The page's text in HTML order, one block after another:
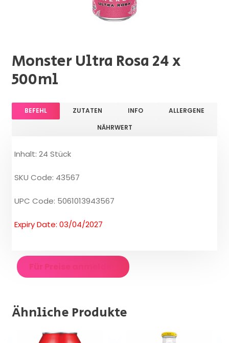
Monster Ultra Rosa 24 x
500ml
BEFEHL ZUTATEN INFO
ALLERGENE
NÄHRWERT
Inhalt: 24 Stück
SKU Code: 43567
UPC Code: 5061013943567
Expiry Date: 03/04/2027
Für Preise anmelden
Ähnliche Produkte